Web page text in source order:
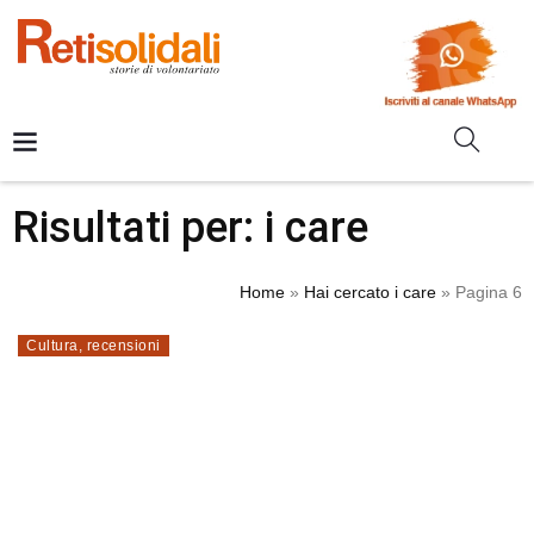
Risultati per: i care
Home » Hai cercato i care » Pagina 6
Cultura recensioni